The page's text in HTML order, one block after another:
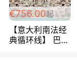
€756.00起
【意大利南法经
典循环线】 巴黎